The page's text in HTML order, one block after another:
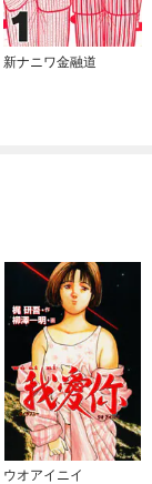
新ナニワ金融道
ウオアイニイ